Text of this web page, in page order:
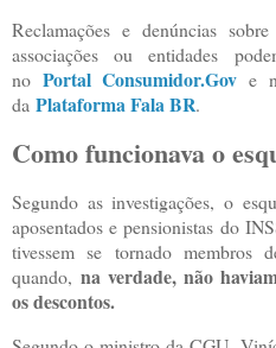
Reclamações e denúncias
associações ou entidades
noPortal Consumidor.Gov e
da Plataforma Fala BR.
Como funcionava o
Segundo as investigações, o
aposentados e pensionistas do
tivessem se tornado membros
quando, na verdade, não
os descontos.